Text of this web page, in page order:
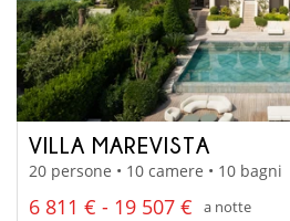
VILLA MAREVISTA
20 persone • 10 camere • 10 bagni
6 811 € - 19 507 €
a notte